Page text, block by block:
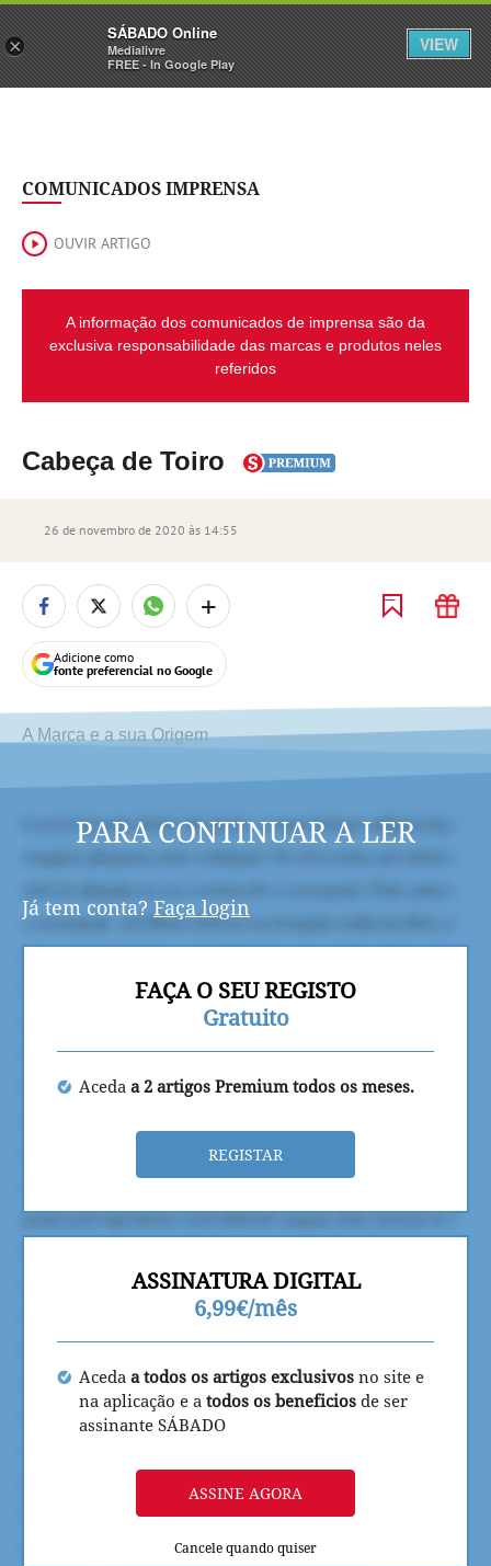
Sábado Assine Iniciar Sessão
COMUNICADOS IMPRENSA
OUVIR ARTIGO
A informação dos comunicados de imprensa são da
exclusiva responsabilidade das marcas e produtos neles
referidos
Cabeça de Toiro
26 de novembro de 2020 às 14:55
+
Adicione como
fonte preferencial no Google
A Marca e a sua Origem
PARA CONTINUAR A LER
Já tem conta? Faça login
FAÇA O SEU REGISTO
Gratuito
Aceda a 2 artigos Premium todos os meses.
REGISTAR
ASSINATURA DIGITAL
6,99€/mês
Aceda a todos os artigos exclusivos no site e
na aplicação e a todos os beneficios de ser
assinante SÁBADO
ASSINE AGORA
Cancele quando quiser
×
SÁBADO Online
Medialivre
FREE - In Google Play
VIEW